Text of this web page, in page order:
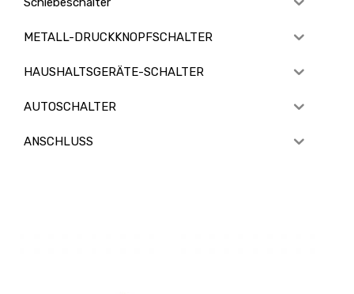
METALL-DRUCKKNOPFSCHALTER
HAUSHALTSGERÄTE-SCHALTER
AUTOSCHALTER
ANSCHLUSS